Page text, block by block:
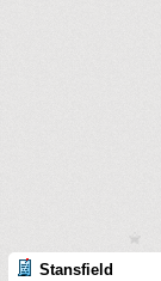
Stansfield